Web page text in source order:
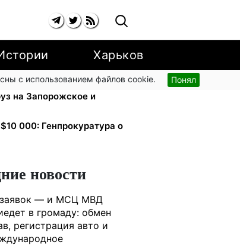
Харьков
с использованием файлов cookie. Понял
для реанимации:
на Запорожское и
000: Генпрокуратура о
новости
заявок — и МСЦ МВД
в громаду: обмен
регистрация авто и